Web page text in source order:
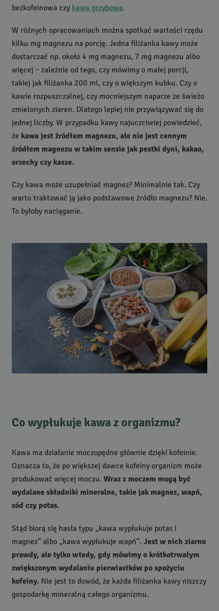
bezkofeinowa czy kawa grzybowa.
W różnych opracowaniach można spotkać wartości rzędu
kilku mg magnezu na porcję. Jedna filiżanka kawy może
dostarczać np. około 4 mg magnezu, 7 mg magnezu albo
więcej – zależnie od tego, czy mówimy o małej porcji,
takiej jak filiżanka 200 ml, czy o większym kubku. Czy o
kawie rozpuszczalnej, czy mocniejszym naparze ze świeżo
zmielonych ziaren. Dlatego lepiej nie przywiązywać się do
jednej liczby. W przypadku kawy najuczciwiej powiedzieć,
że kawa jest źródłem magnezu, ale nie jest cennym
źródłem magnezu w takim sensie jak pestki dyni, kakao,
orzechy czy kasze.
Czy kawa może uzupełniać magnez? Minimalnie tak. Czy
warto traktować ją jako podstawowe źródło magnezu? Nie.
To byłoby naciąganie.
Co wypłukuje kawa z organizmu?
Kawa ma działanie moczopędne głównie dzięki kofeinie.
Oznacza to, że po większej dawce kofeiny organizm może
produkować więcej moczu. Wraz z moczem mogą być
wydalane składniki mineralne, takie jak magnez, wapń,
sód czy potas.
Stąd biorą się hasła typu „kawa wypłukuje potas i
magnez” albo „kawa wypłukuje wapń”. Jest w nich ziarno
prawdy, ale tylko wtedy, gdy mówimy o krótkotrwałym
zwiększonym wydalaniu pierwiastków po spożyciu
kofeiny. Nie jest to dowód, że każda filiżanka kawy niszczy
gospodarkę mineralną całego organizmu.